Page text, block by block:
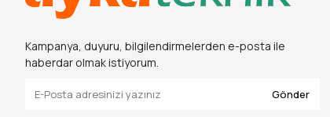
Kampanya, duyuru, bilgilendirmelerden e-posta ile
haberdar olmak istiyorum.
Gönder